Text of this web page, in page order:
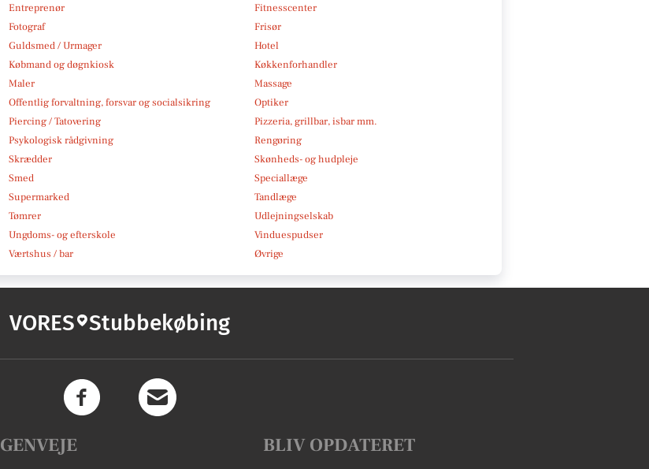
Entreprenør
Fitnesscenter
Fotograf
Frisør
Guldsmed / Urmager
Hotel
Købmand og døgnkiosk
Køkkenforhandler
Maler
Massage
Offentlig forvaltning, forsvar og socialsikring
Optiker
Piercing / Tatovering
Pizzeria, grillbar, isbar mm.
Psykologisk rådgivning
Rengøring
Skrædder
Skønheds- og hudpleje
Smed
Speciallæge
Supermarked
Tandlæge
Tømrer
Udlejningselskab
Ungdoms- og efterskole
Vinduespudser
Værtshus / bar Øvrige
VORES Stubbekøbing
GENVEJE BLIV OPDATERET